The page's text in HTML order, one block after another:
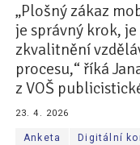
„Plošný zákaz
je správný krok,
zkvalitnění
procesu,“ říká
z VOŠ
23. 4. 2026
Anketa Digitální